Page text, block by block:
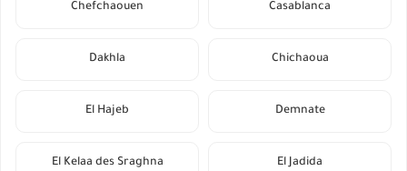
Casablanca
Chefchaouen
Chichaoua
Dakhla
Demnate
El Hajeb
El Jadida
El Kelaa des Sraghna